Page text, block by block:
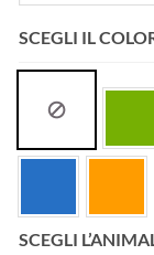
SCEGLI IL
SCEGLI